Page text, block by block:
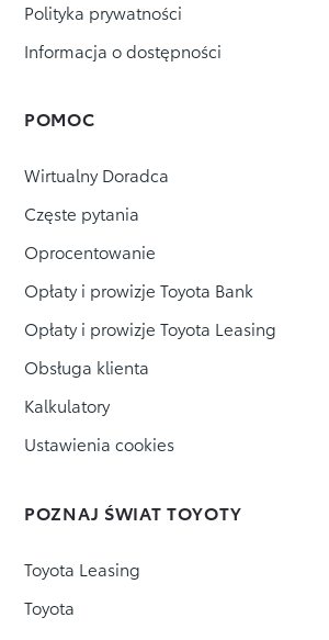
Polityka prywatności
Informacja o dostępności
POMOC
Wirtualny Doradca
Częste pytania
Oprocentowanie
Opłaty i prowizje Toyota Bank
Opłaty i prowizje Toyota Leasing
Obsługa klienta
Kalkulatory
Ustawienia cookies
POZNAJ ŚWIAT TOYOTY
Toyota Leasing
Toyota